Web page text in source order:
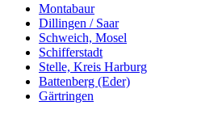
Montabaur
Dillingen / Saar
Schweich, Mosel
Schifferstadt
Stelle, Kreis Harburg
Battenberg (Eder)
Gärtringen